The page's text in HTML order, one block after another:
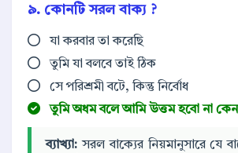
৯. কোনটি সরল বাক্য ?
যা করবার তা করেছি
তুমি যা বলবে তাই ঠিক
সে পরিশ্রমী বটে, কিন্তু নির্বোধ
তুমি অধম বলে আমি উত্তম হবো না
ব্যাখ্যা: সরল বাক্যের নিয়মানুসারে যে